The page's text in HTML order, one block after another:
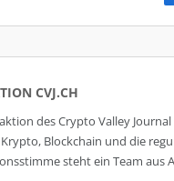
CVJ.CH
des Crypto Valley
Blockchain und die
steht ein Team